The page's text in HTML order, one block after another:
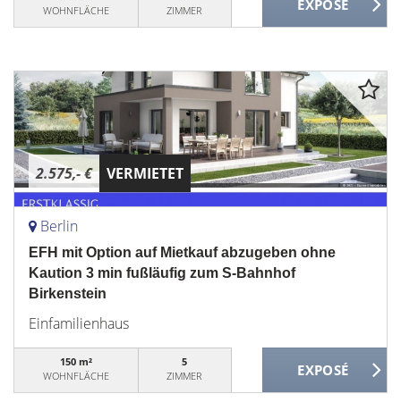
WOHNFLÄCHE
ZIMMER
2.575,- € VERMIETET
Berlin
EFH mit Option auf Mietkauf abzugeben ohne
Kaution 3 min fußläufig zum S-Bahnhof
Birkenstein
Einfamilienhaus
150 m²
WOHNFLÄCHE
5
ZIMMER